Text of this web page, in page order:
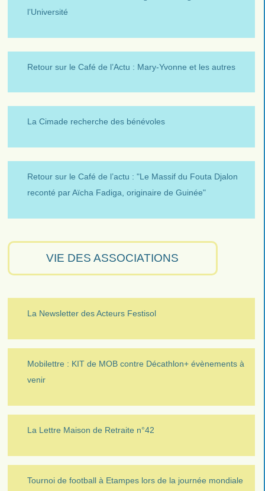
l’Université
Retour sur le Café de l’Actu : Mary-Yvonne et les autres
La Cimade recherche des bénévoles
Retour sur le Café de l’actu : "Le Massif du Fouta Djalon
reconté par Aïcha Fadiga, originaire de Guinée"
VIE DES ASSOCIATIONS
La Newsletter des Acteurs Festisol
Mobilettre : KIT de MOB contre Décathlon+ évènements à
venir
La Lettre Maison de Retraite n°42
Tournoi de football à Etampes lors de la journée mondiale